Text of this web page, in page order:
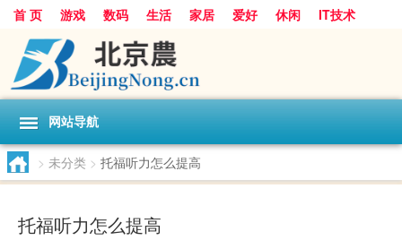
首 页 游戏 数码 生活 家居 爱好 休闲
IT技术
互联网
手机 购物
网站导航
> 未分类 > 托福听力怎么提高
托福听力怎么提高